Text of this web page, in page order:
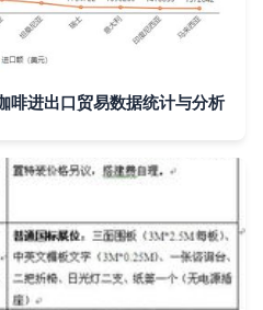
进出口贸易数据统计与分析